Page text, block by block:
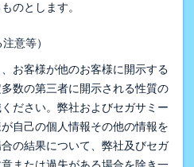
のとします。
意等）
お客様が他のお客様に開示する
数の第三者に開示される性質の
ださい。弊社およびセガサミー
自己の個人情報その他の情報を
の結果について、弊社及びセガ